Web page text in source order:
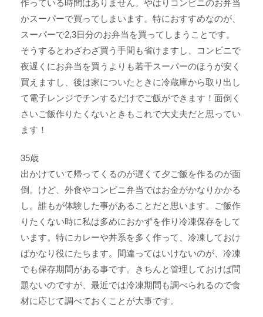
作っている時間はありません。やはりコンビニのお弁当
かスーパーで買ってしまいます。特におすすめなのが、
スーパーで2,3日分のお弁当を買ってしまうことです。
そうするとわざわざ買う手間も省けますし、コンビニで
夜遅くにお弁当を買うよりも若干スーパーのほうが安く
買えますし、後は家についたときに冷蔵庫から取り出し
て電子レンジでチンするだけでご飯ができます！面倒く
さいご飯作りたくないときもこれで大丈夫だと思ってい
ます！
35歳
出かけていて帰ってくるのが遅くて夕ご飯を作るのが面
倒。けど、外食やコンビニ弁当ではお金がかなりかかる
し。誰もが体験した事があることだと思います。ご飯作
りたくない時に私は多めにおかずを作り冷凍保存をして
います。特にカレーや丼系を多く作って、冷凍しておけ
ばかなり役にたちます。間違ってはいけないのが、冷凍
でも保存期間がある事です。きちんと管理しておけば問
題ないのですが、最近では冷凍期間も調べられるので食
材に応じて調べておくことが大事です。